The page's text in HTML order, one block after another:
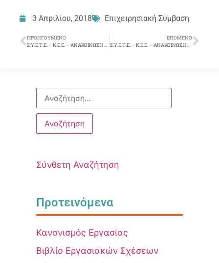
3 Απριλίου, 2018 Επιχειρησιακή Σύμβαση
ΠΡΟΗΓΟΎΜΕΝΟ
Σ.Υ.Ε.Τ.Ε. – Κ.Ε.Ε. – ΑΝΑΚΟΙΝΩΣΗ Νο 3 – ΕΚΛΟΓΙΚΑ ΤΜΗΜΑΤΑ ΥΠΟΛΟΙΠΟΥ ΑΤΤΙΚΗΣ
ΕΠΌΜΕΝΟ
Σ.Υ.Ε.Τ.Ε. – Κ.Ε.Ε. – ΑΝΑΚΟΙΝΩΣΗ Νο 4 – ΟΔΗΓΙΕΣ ΣΤΑΥΡΟΔΟΣΙΑΣ
Σύνθετη Αναζήτηση
Προτεινόμενα
Κανονισμός Εργασίας
Βιβλίο Εργασιακών Σχέσεων